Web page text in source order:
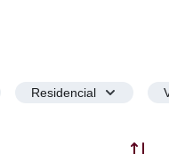
Residencial
Ordenar